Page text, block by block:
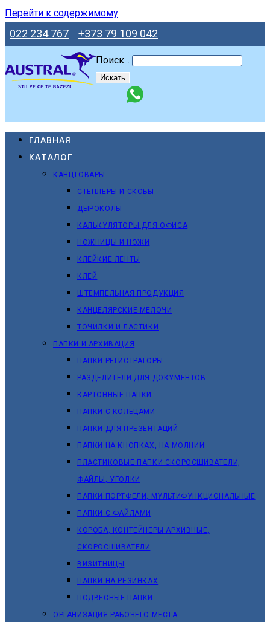
Перейти к содержимому
022 234 767 +373 79 109 042
Поиск...
Искать
ГЛАВНАЯ
КАТАЛОГ
КАНЦТОВАРЫ
СТЕПЛЕРЫ И СКОБЫ
ДЫРОКОЛЫ
КАЛЬКУЛЯТОРЫ ДЛЯ ОФИСА
НОЖНИЦЫ И НОЖИ
КЛЕЙКИЕ ЛЕНТЫ
КЛЕЙ
ШТЕМПЕЛЬНАЯ ПРОДУКЦИЯ
КАНЦЕЛЯРСКИЕ МЕЛОЧИ
ТОЧИЛКИ И ЛАСТИКИ
ПАПКИ И АРХИВАЦИЯ
ПАПКИ РЕГИСТРАТОРЫ
РАЗДЕЛИТЕЛИ ДЛЯ ДОКУМЕНТОВ
КАРТОННЫЕ ПАПКИ
ПАПКИ С КОЛЬЦАМИ
ПАПКИ ДЛЯ ПРЕЗЕНТАЦИЙ
ПАПКИ НА КНОПКАХ, НА МОЛНИИ
ПЛАСТИКОВЫЕ ПАПКИ СКОРОСШИВАТЕЛИ,
ФАЙЛЫ, УГОЛКИ
ПАПКИ ПОРТФЕЛИ, МУЛЬТИФУНКЦИОНАЛЬНЫЕ
ПАПКИ С ФАЙЛАМИ
КОРОБА, КОНТЕЙНЕРЫ АРХИВНЫЕ,
СКОРОСШИВАТЕЛИ
ВИЗИТНИЦЫ
ПАПКИ НА РЕЗИНКАХ
ПОДВЕСНЫЕ ПАПКИ
ОРГАНИЗАЦИЯ РАБОЧЕГО МЕСТА